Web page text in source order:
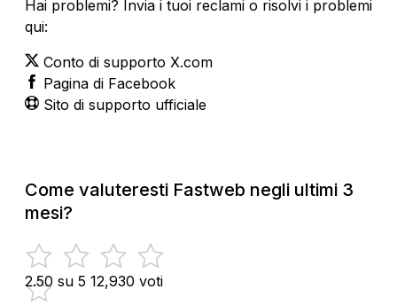
Hai problemi? Invia i tuoi reclami o risolvi i problemi
qui:
Conto di supporto X.com
Pagina di Facebook
Sito di supporto ufficiale
Come valuteresti Fastweb negli ultimi 3
mesi?
2.50 su 5 12,930 voti